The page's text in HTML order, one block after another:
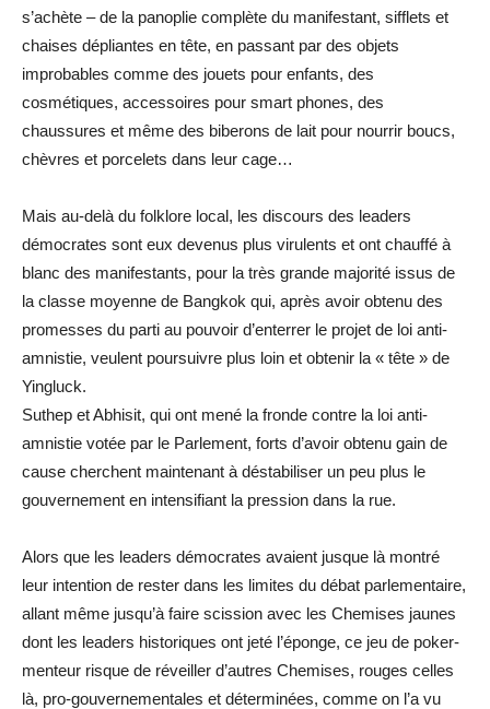
s’achète – de la panoplie complète du manifestant, sifflets et
chaises dépliantes en tête, en passant par des objets
improbables comme des jouets pour enfants, des
cosmétiques, accessoires pour smart phones, des
chaussures et même des biberons de lait pour nourrir boucs,
chèvres et porcelets dans leur cage…
Mais au-delà du folklore local, les discours des leaders
démocrates sont eux devenus plus virulents et ont chauffé à
blanc des manifestants, pour la très grande majorité issus de
la classe moyenne de Bangkok qui, après avoir obtenu des
promesses du parti au pouvoir d’enterrer le projet de loi anti-
amnistie, veulent poursuivre plus loin et obtenir la « tête » de
Yingluck.
Suthep et Abhisit, qui ont mené la fronde contre la loi anti-
amnistie votée par le Parlement, forts d’avoir obtenu gain de
cause cherchent maintenant à déstabiliser un peu plus le
gouvernement en intensifiant la pression dans la rue.
Alors que les leaders démocrates avaient jusque là montré
leur intention de rester dans les limites du débat parlementaire,
allant même jusqu’à faire scission avec les Chemises jaunes
dont les leaders historiques ont jeté l’éponge, ce jeu de poker-
menteur risque de réveiller d’autres Chemises, rouges celles
là, pro-gouvernementales et déterminées, comme on l’a vu